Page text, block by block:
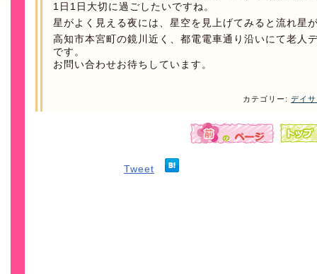
1日1日大切に過ごしたいですね。
星がよく見える夜には、星空を見上げてみると流れ星
高知市本宮町の鏡川近く、都電電車通り沿いにて老人
です。
お問い合わせお待ちしています。
カテゴリー: デイ
Tweet